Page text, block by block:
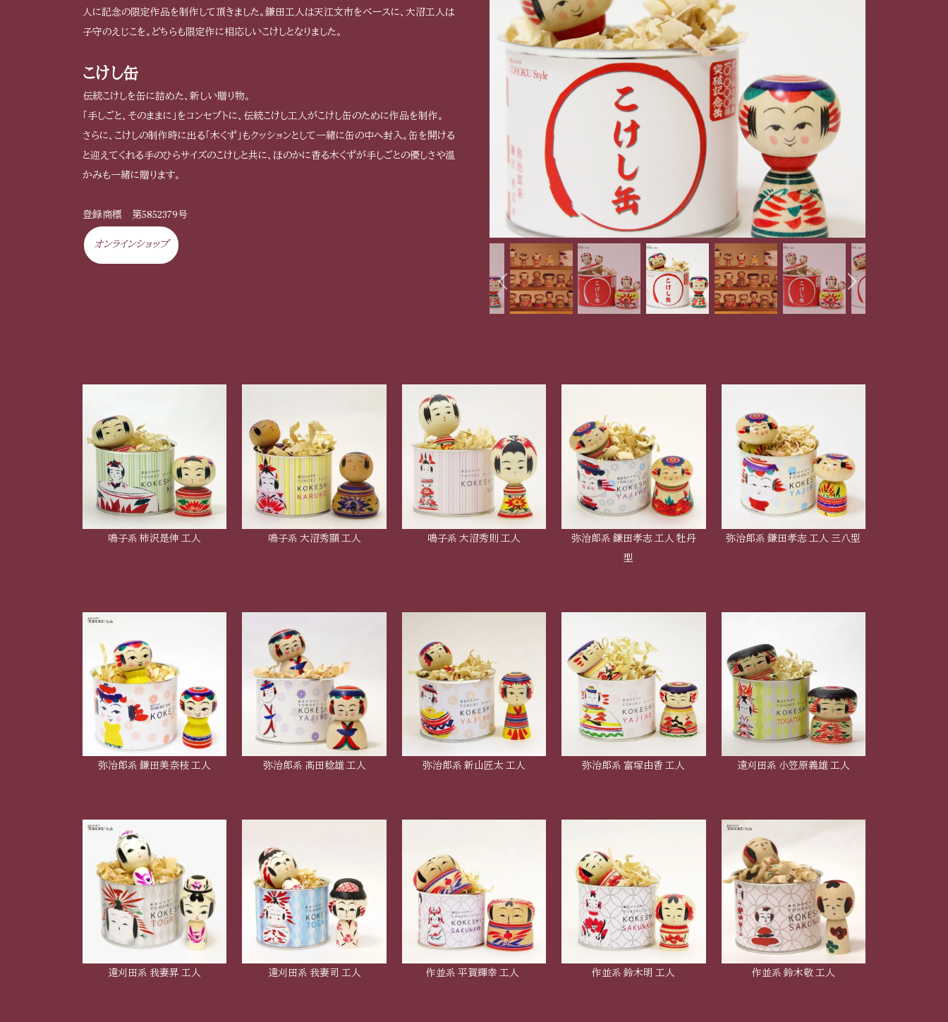
人に記念の限定作品を制作して頂きました。鎌田工人は天江文市をベースに、大沼工人は
子守のえじこを。どちらも限定作に相応しいこけしとなりました。
こけし缶
伝統こけしを缶に詰めた、新しい贈り物。
「手しごと、そのままに」をコンセプトに、伝統こけし工人がこけし缶のために作品を制作。
さらに、こけしの制作時に出る「木くず」もクッションとして一緒に缶の中へ封入。缶を開ける
と迎えてくれる手のひらサイズのこけしと共に、ほのかに香る木くずが手しごとの優しさや温
かみも一緒に贈ります。
登録商標 第5852379号
オンラインショップ
鳴子系 柿沢是伸 工人 鳴子系 大沼秀顯 工人 鳴子系 大沼秀則 工人
弥治郎系 鎌田孝志 工人 牡丹
型
弥治郎系 鎌田孝志 工人 三八型
弥治郎系 鎌田美奈枝 工人 弥治郎系 髙田稔雄 工人 弥治郎系 新山匠太 工人 弥治郎系 富塚由香 工人 遠刈田系 小笠原義雄 工人
遠刈田系 我妻昇 工人 遠刈田系 我妻司 工人 作並系 平賀輝幸 工人 作並系 鈴木明 工人 作並系 鈴木敬 工人